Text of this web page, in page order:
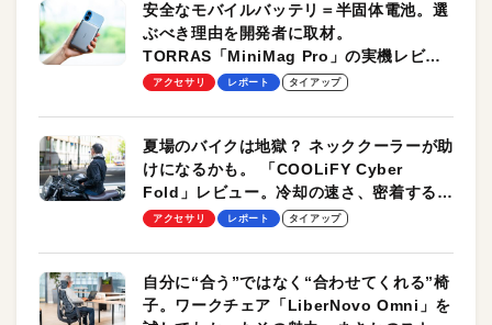
安全なモバイルバッテリ＝半固体電池。選
ぶべき理由を開発者に取材。
TORRAS「MiniMag Pro」の実機レビュ
ーも
アクセサリ レポート タイアップ
夏場のバイクは地獄？ ネッククーラーが助
けになるかも。 「COOLiFY Cyber
Fold」レビュー。冷却の速さ、密着する冷
却プレート、シンプルな操作性がグッド！
アクセサリ レポート タイアップ
自分に“合う”ではなく“合わせてくれる”椅
子。ワークチェア「LiberNovo Omni」を